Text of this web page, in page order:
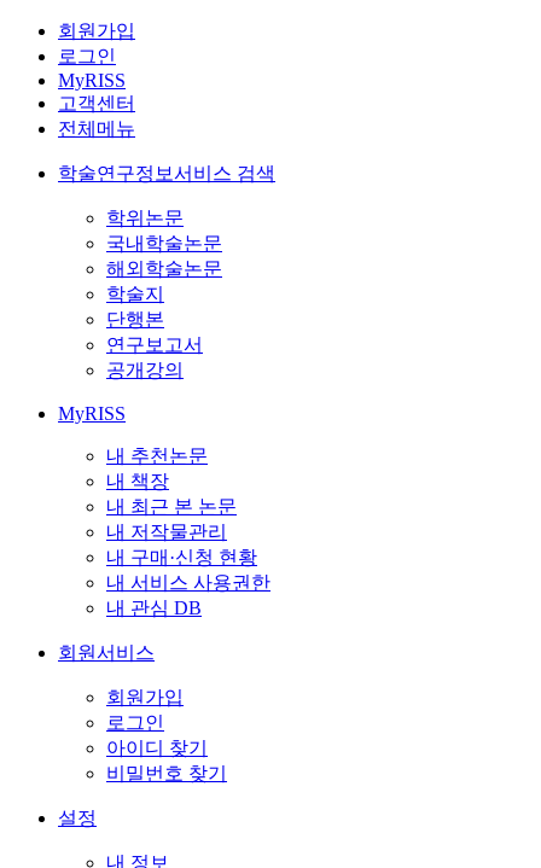
회원가입
로그인
MyRISS
고객센터
전체메뉴
학술연구정보서비스 검색
학위논문
국내학술논문
해외학술논문
학술지
단행본
연구보고서
공개강의
MyRISS
내 추천논문
내 책장
내 최근 본 논문
내 저작물관리
내 구매·신청 현황
내 서비스 사용권한
내 관심 DB
회원서비스
회원가입
로그인
아이디 찾기
비밀번호 찾기
설정
내 정보